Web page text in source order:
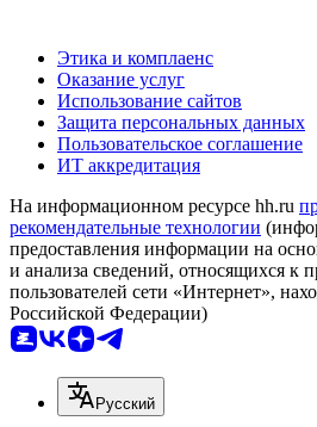
Этика и комплаенс
Оказание услуг
Использование сайтов
Защита персональных данных
Пользовательское соглашение
ИТ аккредитация
На информационном ресурсе hh.ru
рекомендательные технологии
предоставления информации на
и анализа сведений, относящихся к
пользователей сети «Интернет»,
Российской Федерации)
Русский